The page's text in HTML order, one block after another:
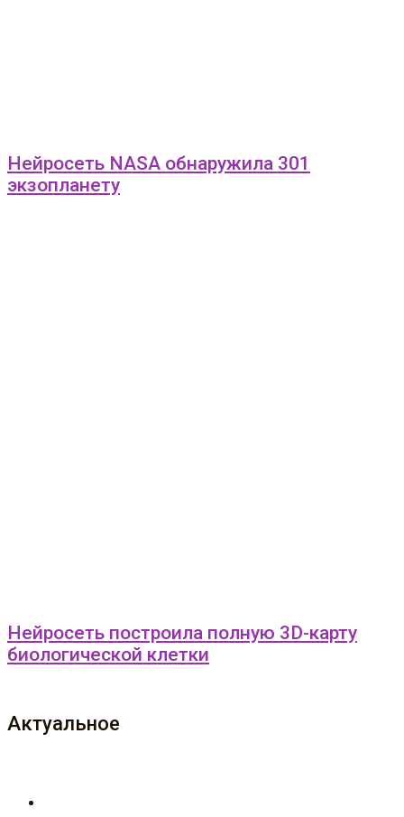
Нейросеть NASA обнаружила 301
экзопланету
Нейросеть построила полную 3D-карту
биологической клетки
Актуальное